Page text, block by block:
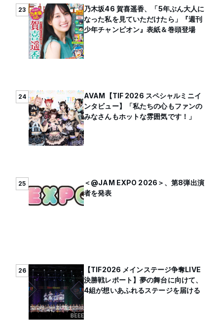
23
乃木坂46 賀喜遥香、「5年ぶん大人に
なった私を見ていただけたら」『週刊
少年チャンピオン』表紙＆巻頭登場
24
AVAM【TIF 2026 スペシャルミニイ
ンタビュー】「私たちの心もファンの
みなさんもホットな雰囲気です！」
25
＜@JAM EXPO 2026＞、第8弾出演
者を発表
26
【TIF2026 メインステージ争奪LIVE
決勝戦レポート】夢の舞台に向けて、
4組が想いあふれるステージを届ける